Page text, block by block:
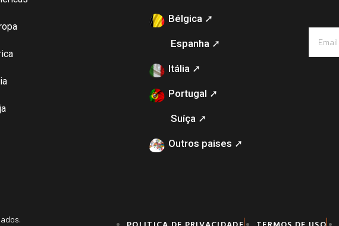
Bélgica ➚
Espanha ➚
Itália ➚
Portugal ➚
Suíça ➚
Outros paises ➚